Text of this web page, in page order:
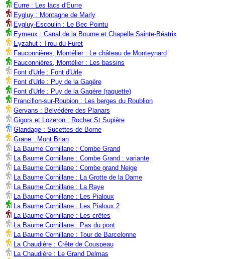
Eurre : Les lacs d'Eurre
Eygluy : Montagne de Marly
Eygluy-Escoulin : Le Bec Pointu
Eymeux : Canal de la Bourne et Chapelle Sainte-Béatrix
Eyzahut : Trou du Furet
Fauconnières, Montélier : Le château de Monteynard
Fauconnières, Montélier : Les bassins
Font d'Urle : Font d'Urle
Font d'Urle : Puy de la Gagère
Font d'Urle : Puy de la Gagère (raquette)
Francillon-sur-Roubion : Les berges du Roublion
Gervans : Belvédère des Planars
Gigors et Lozeron : Rocher St Supière
Glandage : Sucettes de Borne
Grane : Mont Brian
La Baume Cornillane : Combe Grand
La Baume Cornillane : Combe Grand : variante
La Baume Cornillane : Combe grand Neige
La Baume Cornillane : La Grotte de la Dame
La Baume Cornillane : La Raye
La Baume Cornillane : Les Pialoux
La Baume Cornillane : Les Pialoux 2
La Baume Cornillane : Les crêtes
La Baume Cornillane : Pas du pont
La Baume Cornillane : Tour de Barcelonne
La Chaudière : Crête de Couspeau
La Chaudière : Le Grand Delmas